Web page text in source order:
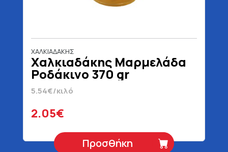
ΧΑΛΚΙΑΔΑΚΗΣ
Χαλκιαδάκης Μαρμελάδα
Ροδάκινο 370 gr
5.54€/κιλό
2.05€
Προσθήκη